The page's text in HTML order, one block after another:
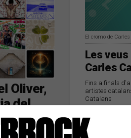
Oliver,
del
El cromo de
Les
Carles
Fins a finals
artistes
Catalans